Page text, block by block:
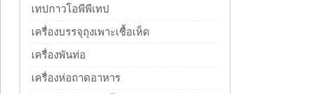
เทปกาวโอพีพีเทป
เครื่องบรรจุถุงเพาะเชื้อเห็ด
เครื่องพันท่อ
เครื่องห่อถาดอาหาร